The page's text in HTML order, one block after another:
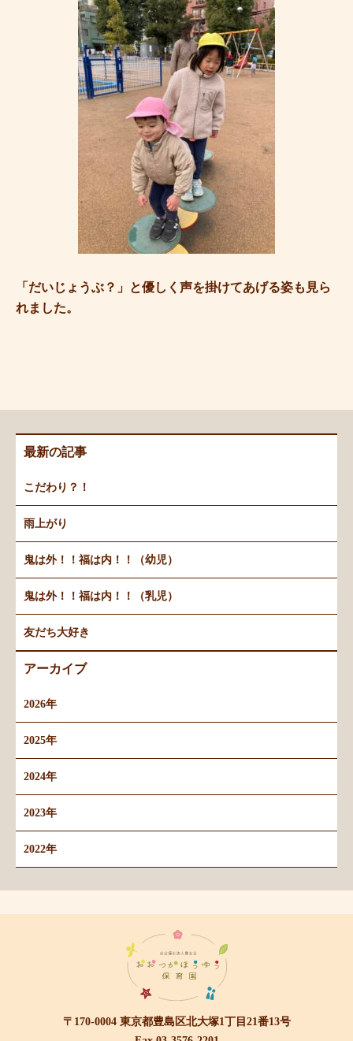
「だいじょうぶ？」と優しく声を掛けてあげる姿も見ら
れました。
最新の記事
こだわり？！
雨上がり
鬼は外！！福は内！！（幼児）
鬼は外！！福は内！！（乳児）
友だち大好き
アーカイブ
2026年
2025年
2024年
2023年
2022年
〒170-0004 東京都豊島区北大塚1丁目21番13号